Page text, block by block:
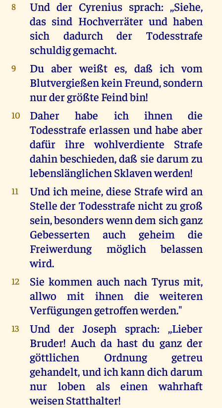
8
Und der Cyrenius sprach: ,,Siehe,
das sind Hochverräter und haben
sich dadurch der Todesstrafe
schuldig gemacht.
9
Du aber weißt es, daß ich vom
Blutvergießen kein Freund, sondern
nur der größte Feind bin!
10
Daher habe ich ihnen die
Todesstrafe erlassen und habe aber
dafür ihre wohlverdiente Strafe
dahin beschieden, daß sie darum zu
lebenslänglichen Sklaven werden!
11
Und ich meine, diese Strafe wird an
Stelle der Todesstrafe nicht zu groß
sein, besonders wenn dem sich ganz
Gebesserten auch geheim die
Freiwerdung möglich belassen
wird.
12
Sie kommen auch nach Tyrus mit,
allwo mit ihnen die weiteren
Verfügungen getroffen werden."
13
Und der Joseph sprach: ,,Lieber
Bruder! Auch da hast du ganz der
göttlichen Ordnung getreu
gehandelt, und ich kann dich darum
nur loben als einen wahrhaft
weisen Statthalter!